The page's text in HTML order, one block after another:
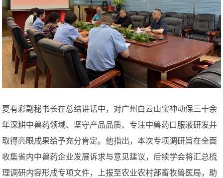
夏有彩副秘书长在总结讲话中，对广州白云山宝神动保三十余
年深耕中兽药领域、坚守产品品质、专注中兽药口服液研发并
取得亮眼成果给予充分肯定。他指出，本次专项调研旨在全面
收集省内中兽药企业发展诉求与意见建议，后续学会将汇总梳
理调研内容形成专项文件，上报至农业农村部畜牧兽医局，助